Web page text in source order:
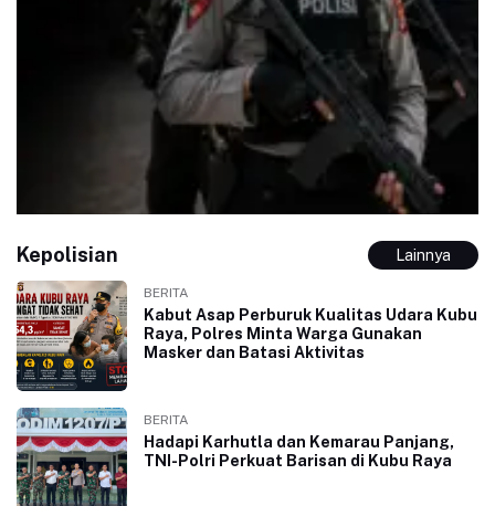
Kepolisian Lainnya
BERITA
Kabut Asap Perburuk Kualitas Udara Kubu
Raya, Polres Minta Warga Gunakan
Masker dan Batasi Aktivitas
BERITA
Hadapi Karhutla dan Kemarau Panjang,
TNI-Polri Perkuat Barisan di Kubu Raya